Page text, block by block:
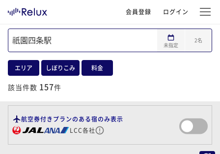
会員登録 ログイン
未指定
2名
エリア しぼりこみ 料金
該当件数 157件
航空券付きプランのある宿のみ表示
LCC各社